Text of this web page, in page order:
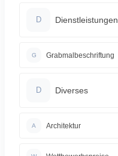
D Dienstleistungen
G Grabmalbeschriftung
D Diverses
A Architektur